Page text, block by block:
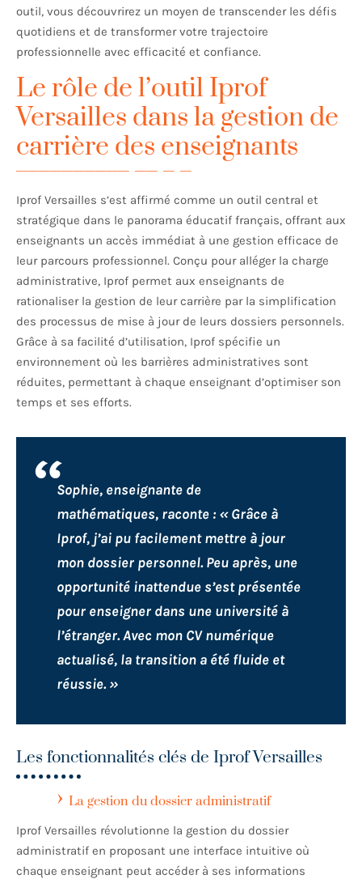
outil, vous découvrirez un moyen de transcender les défis
quotidiens et de transformer votre trajectoire
professionnelle avec efficacité et confiance.
Le rôle de l’outil Iprof
Versailles dans la gestion de
carrière des enseignants
Iprof Versailles s’est affirmé comme un outil central et
stratégique dans le panorama éducatif français, offrant aux
enseignants un accès immédiat à une gestion efficace de
leur parcours professionnel. Conçu pour alléger la charge
administrative, Iprof permet aux enseignants de
rationaliser la gestion de leur carrière par la simplification
des processus de mise à jour de leurs dossiers personnels.
Grâce à sa facilité d’utilisation, Iprof spécifie un
environnement où les barrières administratives sont
réduites, permettant à chaque enseignant d’optimiser son
temps et ses efforts.
Sophie, enseignante de
mathématiques, raconte : « Grâce à
Iprof, j’ai pu facilement mettre à jour
mon dossier personnel. Peu après, une
opportunité inattendue s’est présentée
pour enseigner dans une université à
l’étranger. Avec mon CV numérique
actualisé, la transition a été fluide et
réussie. »
Les fonctionnalités clés de Iprof Versailles
La gestion du dossier administratif
Iprof Versailles révolutionne la gestion du dossier
administratif en proposant une interface intuitive où
chaque enseignant peut accéder à ses informations